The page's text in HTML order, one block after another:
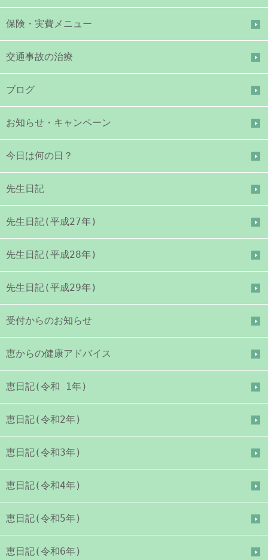
保険・実費メニュー
交通事故の治療
ブログ
お知らせ・キャンペーン
今日は何の日？
先生日記
先生日記(平成27年)
先生日記(平成28年)
先生日記(平成29年)
受付からのお知らせ
恵からの健康アドバイス
恵日記(令和 1年)
恵日記(令和2年)
恵日記(令和3年)
恵日記(令和4年)
恵日記(令和5年)
恵日記(令和6年)